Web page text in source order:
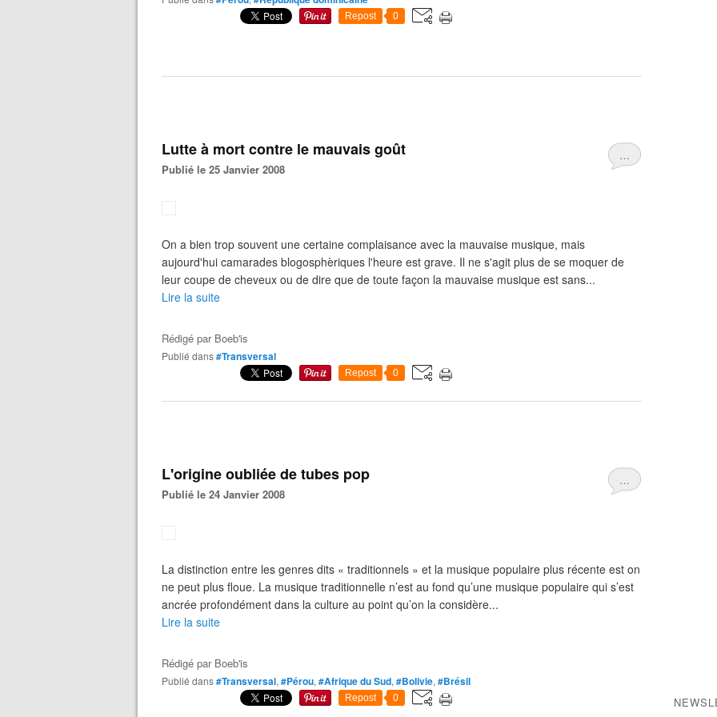
Repost 0
…
Lutte à mort contre le mauvais goût
Publié le 25 Janvier 2008
On a bien trop souvent une certaine complaisance avec la mauvaise musique, mais
aujourd'hui camarades blogosphèriques l'heure est grave. Il ne s'agit plus de se moquer de
leur coupe de cheveux ou de dire que de toute façon la mauvaise musique est sans...
Lire la suite
Rédigé par Boeb'is
Publié dans#Transversal
Repost 0
…
L'origine oubliée de tubes pop
Publié le 24 Janvier 2008
La distinction entre les genres dits « traditionnels » et la musique populaire plus récente est on
ne peut plus floue. La musique traditionnelle n’est au fond qu’une musique populaire qui s’est
ancrée profondément dans la culture au point qu’on la considère...
Lire la suite
Rédigé par Boeb'is
Publié dans#Transversal, #Pérou, #Afrique du Sud, #Bolivie, #Brésil
Repost 0